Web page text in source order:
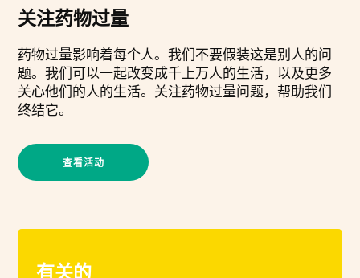
关注药物过量
药物过量影响着每个人。我们不要假装这是别人的问
题。我们可以一起改变成千上万人的生活，以及更多
关心他们的人的生活。关注药物过量问题，帮助我们
终结它。
查看活动
有关的